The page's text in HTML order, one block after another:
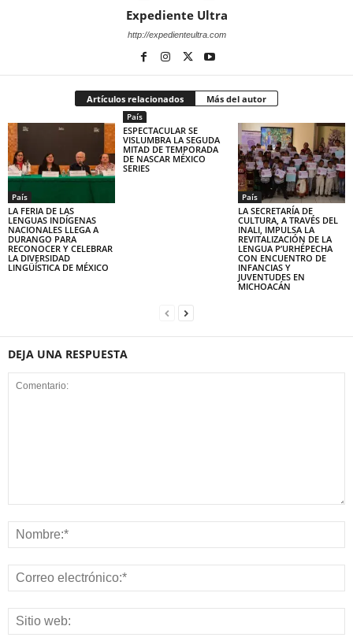
Expediente Ultra
http://expedienteultra.com
Artículos relacionados Más del autor
País
LA FERIA DE LAS
LENGUAS INDÍGENAS
NACIONALES LLEGA A
DURANGO PARA
RECONOCER Y CELEBRAR
LA DIVERSIDAD
LINGÜÍSTICA DE MÉXICO
País
ESPECTACULAR SE
VISLUMBRA LA SEGUDA
MITAD DE TEMPORADA
DE NASCAR MÉXICO
SERIES
País
LA SECRETARÍA DE
CULTURA, A TRAVÉS DEL
INALI, IMPULSA LA
REVITALIZACIÓN DE LA
LENGUA P’URHÉPECHA
CON ENCUENTRO DE
INFANCIAS Y
JUVENTUDES EN
MICHOACÁN
DEJA UNA RESPUESTA